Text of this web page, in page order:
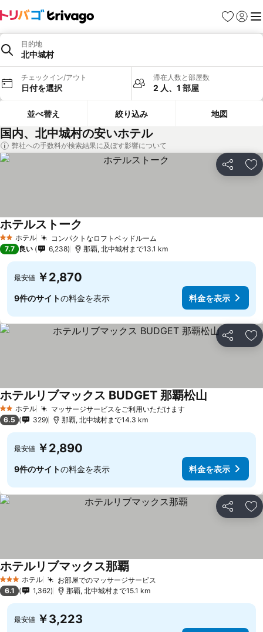
お気に入り
ログイ
メ
目的地
北中城村
チェックイン/アウト
日付を選択
滞在人数と部屋数
2 人、1 部屋
並べ替え 絞り込み 地図
国内、北中城村の安いホテル
弊社への手数料が検索結果に及ぼす影響について
シェア お
2 ホテルのランク
ホテル コンパクトなロフトベッドルーム
ホテルストーク
7.7 良い 6,238 那覇, 北中城村まで13.1 km
最安値 ￥2,870
9件のサイトの料金を表示 料金を表示
シェア お
2 ホテルのランク
ホテル マッサージサービスをご利用いただけます
ホテルリブマックス BUDGET 那覇松山
6.5 329 那覇, 北中城村まで14.3 km
最安値 ￥2,890
9件のサイトの料金を表示 料金を表示
シェア お
3 ホテルのランク
ホテル お部屋でのマッサージサービス
ホテルリブマックス那覇
6.1 1,362 那覇, 北中城村まで15.1 km
最安値 ￥3,223